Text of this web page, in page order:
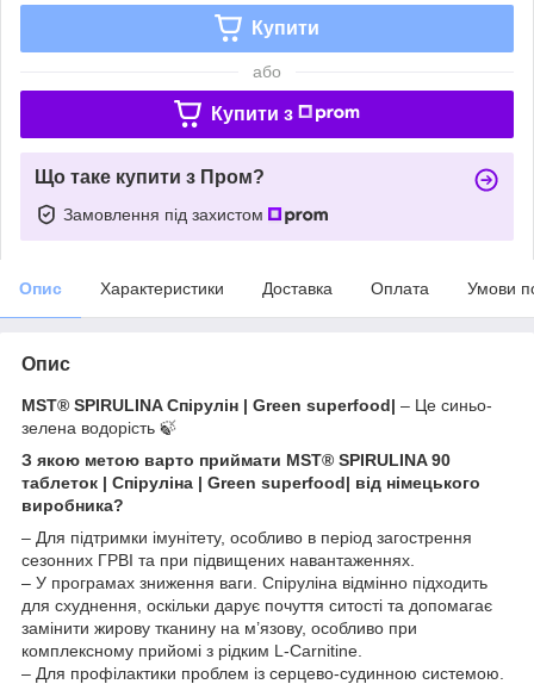
Купити
або
Купити з
Що таке купити з Пром?
Замовлення під захистом
Опис Характеристики Доставка Оплата Умови
Опис
MST® SPIRULINA Спірулін | Green superfood| – Це синьо-
зелена водорість 🍃
З якою метою варто приймати MST® SPIRULINA 90
таблеток | Спіруліна | Green superfood| від німецького
виробника?
– Для підтримки імунітету, особливо в період загострення
сезонних ГРВІ та при підвищених навантаженнях.
– У програмах зниження ваги. Спіруліна відмінно підходить
для схуднення, оскільки дарує почуття ситості та допомагає
замінити жирову тканину на м’язову, особливо при
комплексному прийомі з рідким L-Carnitine.
– Для профілактики проблем із серцево-судинною системою.